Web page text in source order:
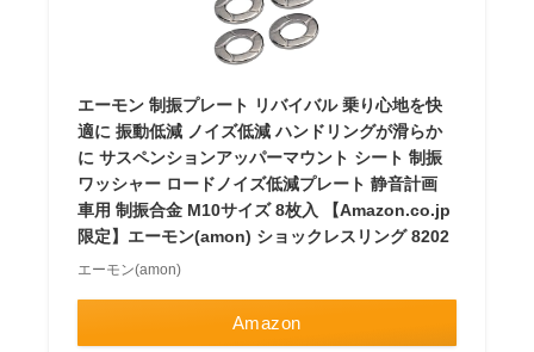
エーモン 制振プレート リバイバル 乗り心地を快
適に 振動低減 ノイズ低減 ハンドリングが滑らか
に サスペンションアッパーマウント シート 制振
ワッシャー ロードノイズ低減プレート 静音計画
車用 制振合金 M10サイズ 8枚入 【Amazon.co.jp
限定】エーモン(amon) ショックレスリング 8202
エーモン(amon)
Amazon